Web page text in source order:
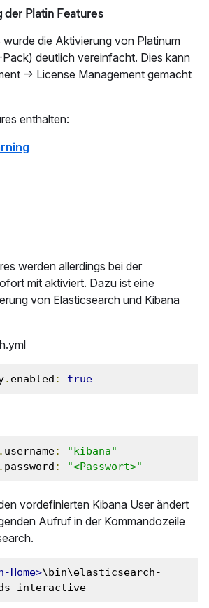
Platin Features
wurde die Aktivierung von Platinum
deutlich vereinfacht. Dies kann
-> License Management gemacht
enthalten:
werden allerdings bei der
mit aktiviert. Dazu ist eine
von Elasticsearch und Kibana
. enabled : true
. username:
"kibana"
. password : "<Passwort>"
vordefinierten Kibana User ändert
Aufruf in der Kommandozeile
\bin\elasticsearch-
interactive